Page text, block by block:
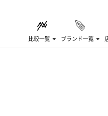
比較一覧 ブランド一覧